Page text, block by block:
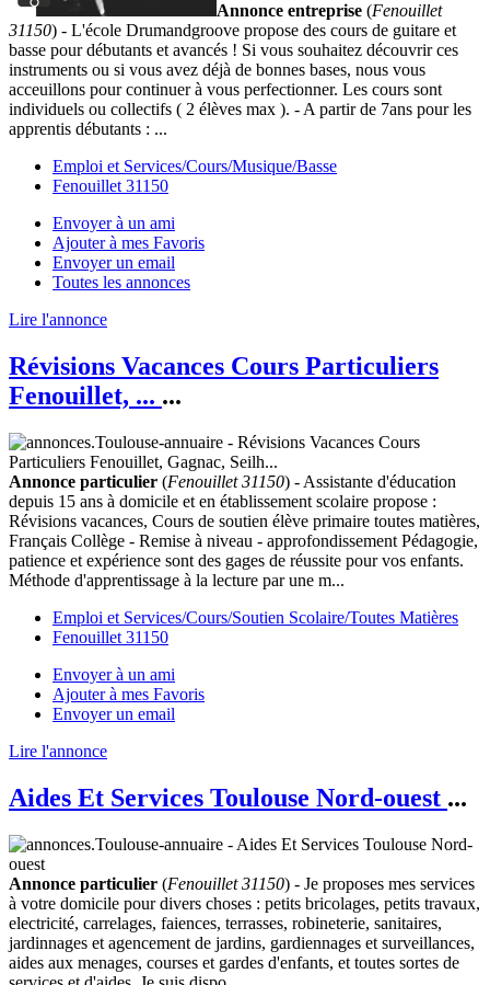
Annonce entreprise (Fenouillet
31150) - L'école Drumandgroove propose des cours de guitare et
basse pour débutants et avancés ! Si vous souhaitez découvrir ces
instruments ou si vous avez déjà de bonnes bases, nous vous
acceuillons pour continuer à vous perfectionner. Les cours sont
individuels ou collectifs ( 2 élèves max ). - A partir de 7ans pour les
apprentis débutants : ...
Emploi et Services/Cours/Musique/Basse
Fenouillet 31150
Envoyer à un ami
Ajouter à mes Favoris
Envoyer un email
Toutes les annonces
Lire l'annonce
Révisions Vacances Cours Particuliers
Fenouillet, ... ...
Annonce particulier (Fenouillet 31150) - Assistante d'éducation
depuis 15 ans à domicile et en établissement scolaire propose :
Révisions vacances, Cours de soutien élève primaire toutes matières,
Français Collège - Remise à niveau - approfondissement Pédagogie,
patience et expérience sont des gages de réussite pour vos enfants.
Méthode d'apprentissage à la lecture par une m...
Emploi et Services/Cours/Soutien Scolaire/Toutes Matières
Fenouillet 31150
Envoyer à un ami
Ajouter à mes Favoris
Envoyer un email
Lire l'annonce
Aides Et Services Toulouse Nord-ouest ...
Annonce particulier (Fenouillet 31150) - Je proposes mes services
à votre domicile pour divers choses : petits bricolages, petits travaux,
electricité, carrelages, faiences, terrasses, robineterie, sanitaires,
jardinnages et agencement de jardins, gardiennages et surveillances,
aides aux menages, courses et gardes d'enfants, et toutes sortes de